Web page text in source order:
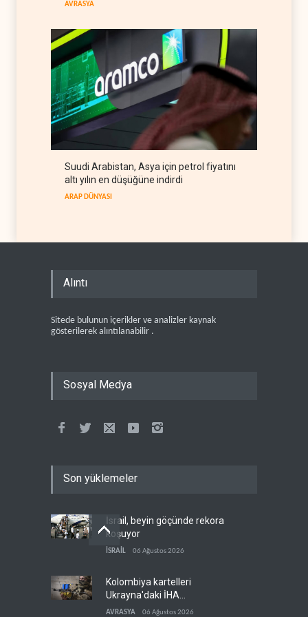
AVRASYA
Suudi Arabistan, Asya için petrol fiyatını
altı yılın en düşüğüne indirdi
ARAP DÜNYASI
Alıntı
Sitede bulunun içerikler ve analizler kaynak
gösterilerek alıntılanabilir .
Sosyal Medya
Son yüklemeler
İsrail, beyin göçünde rekora
koşuyor
İSRAİL 06 Ağustos 2026
Kolombiya kartelleri
Ukrayna'daki İHA
teknolojisinin peşine düştü
AVRASYA 06 Ağustos 2026